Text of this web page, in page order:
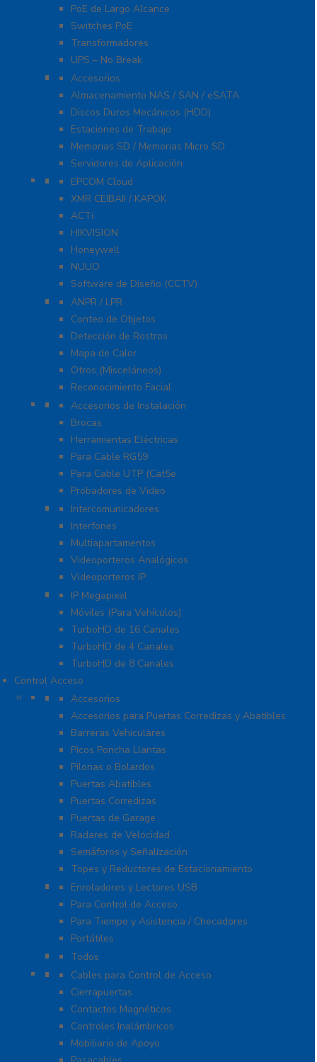
PoE de Largo Alcance
Switches PoE
Transformadores
UPS – No Break
Servidores / Almacenamiento
Accesorios
Almacenamiento NAS / SAN / eSATA
Discos Duros Mecánicos (HDD)
Estaciones de Trabajo
Memorias SD / Memorias Micro SD
Servidores de Aplicación
Software CMS / VMS / Hosting
EPCOM Cloud
XMR CEIBAII / KAPOK
ACTi
HIKVISION
Honeywell
NUUO
Software de Diseño (CCTV)
Videoanálisis
ANPR / LPR
Conteo de Objetos
Detección de Rostros
Mapa de Calor
Otros (Misceláneos)
Reconocimiento Facial
Herramientas
Accesorios de Instalación
Brocas
Herramientas Eléctricas
Para Cable RG59
Para Cable UTP (Cat5e
Probadores de Video
Video Porteros E Interfonos
Intercomunicadores
Interfones
Multiapartamentos
Videoporteros Analógicos
Videoporteros IP
Kits- Sistemas Completos
IP Megapixel
Móviles (Para Vehículos)
TurboHD de 16 Canales
TurboHD de 4 Canales
TurboHD de 8 Canales
Control Acceso
Acceso Vehicular
Accesorios
Accesorios para Puertas Corredizas y Abatibles
Barreras Vehiculares
Picos Poncha Llantas
Pilonas o Bolardos
Puertas Abatibles
Puertas Corredizas
Puertas de Garage
Radares de Velocidad
Semáforos y Señalización
Topes y Reductores de Estacionamiento
Biométricos
Enroladores y Lectores USB
Para Control de Acceso
Para Tiempo y Asistencia / Checadores
Portátiles
Administración de Hoteles
Todos
Accesorios
Cables para Control de Acceso
Cierrapuertas
Contactos Magnéticos
Controles Inalámbricos
Mobiliario de Apoyo